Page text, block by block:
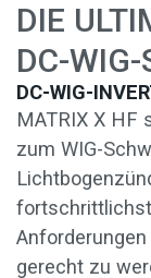
DIE
DC-WIG-
DC-WIG-
MATRIX X HF
zum WIG-
gerecht zu